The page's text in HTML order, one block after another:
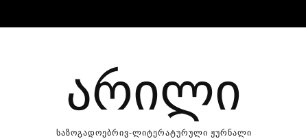
არილი
საზოგადოებრივ-ლიტერატურული ჟურნალი